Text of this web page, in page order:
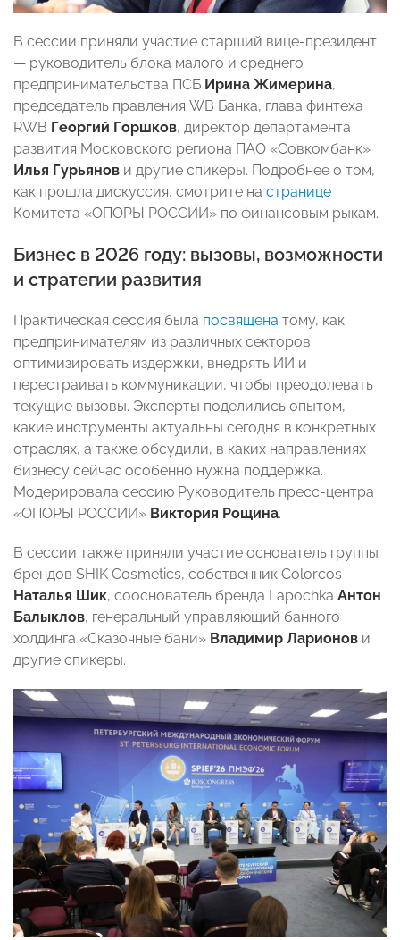
В сессии приняли участие старший вице-президент
— руководитель блока малого и среднего
предпринимательства ПСБ Ирина Жимерина,
председатель правления WB Банка, глава финтеха
RWB Георгий Горшков, директор департамента
развития Московского региона ПАО «Совкомбанк»
Илья Гурьянов и другие спикеры. Подробнее о том,
как прошла дискуссия, смотрите на странице
Комитета «ОПОРЫ РОССИИ» по финансовым рыкам.
Бизнес в 2026 году: вызовы, возможности
и стратегии развития
Практическая сессия была посвящена тому, как
предпринимателям из различных секторов
оптимизировать издержки, внедрять ИИ и
перестраивать коммуникации, чтобы преодолевать
текущие вызовы. Эксперты поделились опытом,
какие инструменты актуальны сегодня в конкретных
отраслях, а также обсудили, в каких направлениях
бизнесу сейчас особенно нужна поддержка.
Модерировала сессию Руководитель пресс‑центра
«ОПОРЫ РОССИИ» Виктория Рощина.
В сессии также приняли участие основатель группы
брендов SHIK Cosmetics, собственник Colorcos
Наталья Шик, сооснователь бренда Lapochka Антон
Балыклов, генеральный управляющий банного
холдинга «Сказочные бани» Владимир Ларионов и
другие спикеры.